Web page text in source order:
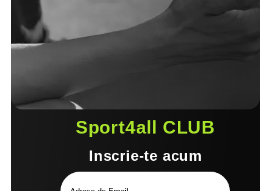
Sport4all CLUB
Inscrie-te acum